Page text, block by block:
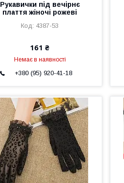
Рукавички під вечірнє
плаття жіночі рожеві
4387-53
161 ₴
Немає в наявності
+380 (95) 920-41-18